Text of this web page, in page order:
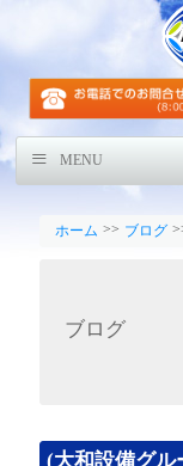
MENU
ホーム >> ブログ
ブログ
(大和設備グル